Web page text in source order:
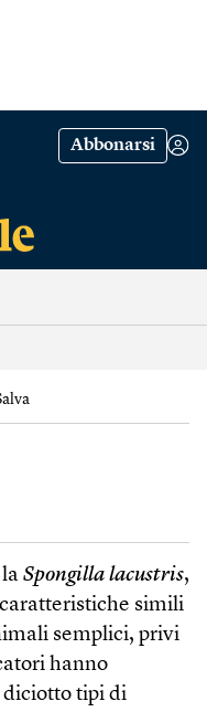
Abbonarsi
Spongilla lacustris,
simili
semplici, privi
hanno
diciotto tipi di